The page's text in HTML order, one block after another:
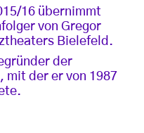
16 übernimmt
von Gregor
Bielefeld.
der
mit der er von 1987